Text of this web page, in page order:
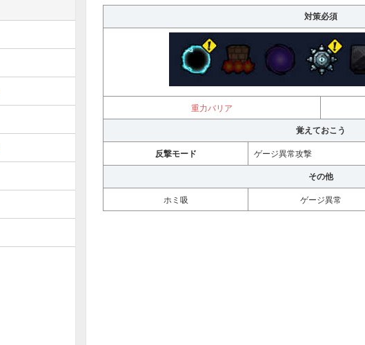
対策必須
重力バリア
覚えておこう
反撃モード
ゲージ異常攻撃
その他
ホミ吸 ゲージ異常